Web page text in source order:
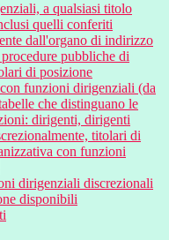
a qualsiasi titolo
quelli conferiti
dall'organo di indirizzo
pubbliche di
di posizione
funzioni dirigenziali (da
che distinguano le
dirigenti, dirigenti
titolari di
con funzioni
dirigenziali discrezionali
disponibili